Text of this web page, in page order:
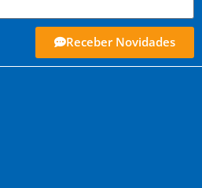
Receber Novidades